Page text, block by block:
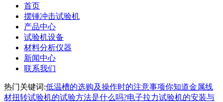
首页
摆锤冲击试验机
产品中心
试验机设备
材料分析仪器
新闻中心
联系我们
热门关键词:低温槽的选购及操作时的注意事项你知道金属线
材扭转试验机的试验方法是什么吗?电子拉力试验机的安装与